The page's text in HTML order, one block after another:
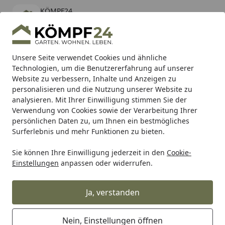
Unsere Seite verwendet Cookies und ähnliche
Technologien, um die Benutzererfahrung auf unserer
Website zu verbessern, Inhalte und Anzeigen zu
personalisieren und die Nutzung unserer Website zu
analysieren. Mit Ihrer Einwilligung stimmen Sie der
Verwendung von Cookies sowie der Verarbeitung Ihrer
persönlichen Daten zu, um Ihnen ein bestmögliches
Surferlebnis und mehr Funktionen zu bieten.
Sie können Ihre Einwilligung jederzeit in den Cookie-
Einstellungen anpassen oder widerrufen.
Ja, verstanden
Nein, Einstellungen öffnen
KÖMPF24
kostenlos - Im App Store
Hotline
Alle Produkte
Mein Konto
Suchen
Karibu Pools inkl. gratis Sandfilteranlage & Pool-
Starterset (Gesamtwert bis 468,99€)
Startseite
Honda Stromerzeuger Zubehör
Zubehör für Honda Stromerzeuger
Ihre Artikelübersicht